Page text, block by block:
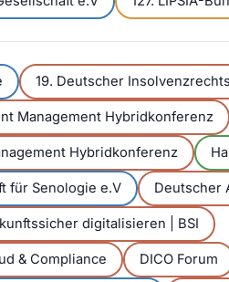
19. Deutscher
Management Hybridkonferenz
Hybridkonferenz
für Senologie e.V Deutscher
digitalisieren | BSI
& Compliance DICO Forum